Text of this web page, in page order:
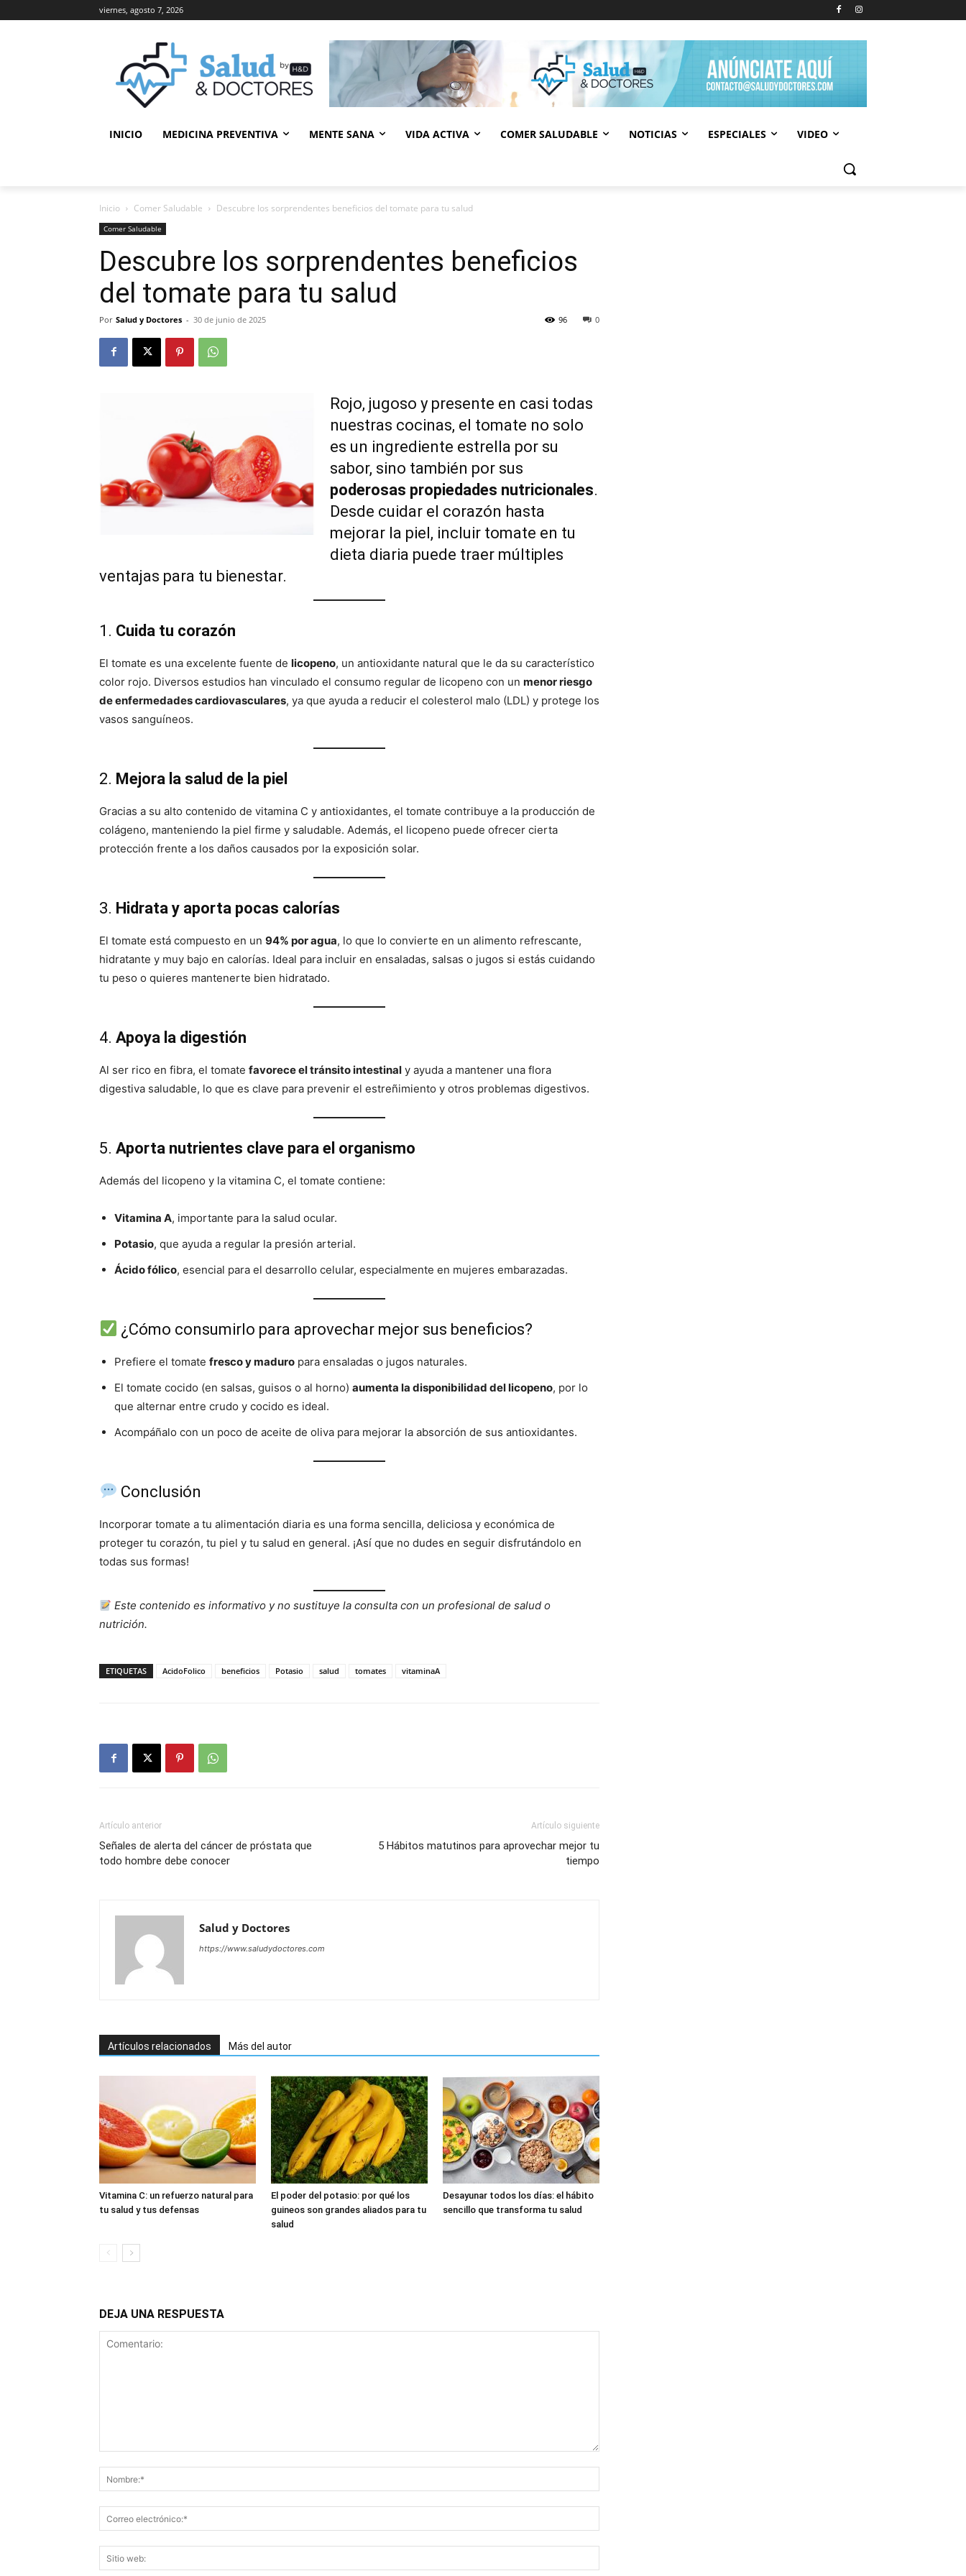
viernes, agosto 7, 2026
INICIO MEDICINA PREVENTIVA MENTE SANA VIDA ACTIVA COMER SALUDABLE NOTICIAS ESPECIALES VIDEO
Inicio Comer Saludable Descubre los sorprendentes beneficios del tomate para tu salud
Comer Saludable
Descubre los sorprendentes beneficios
del tomate para tu salud
Por Salud y Doctores - 30 de junio de 2025 0
96
Rojo, jugoso y presente en casi todas
nuestras cocinas, el tomate no solo
es un ingrediente estrella por su
sabor, sino también por sus
poderosas propiedades nutricionales.
Desde cuidar el corazón hasta
mejorar la piel, incluir tomate en tu
dieta diaria puede traer múltiples
ventajas para tu bienestar.
1. Cuida tu corazón
El tomate es una excelente fuente de licopeno, un antioxidante natural que le da su característico
color rojo. Diversos estudios han vinculado el consumo regular de licopeno con un menor riesgo
de enfermedades cardiovasculares, ya que ayuda a reducir el colesterol malo (LDL) y protege los
vasos sanguíneos.
2. Mejora la salud de la piel
Gracias a su alto contenido de vitamina C y antioxidantes, el tomate contribuye a la producción de
colágeno, manteniendo la piel firme y saludable. Además, el licopeno puede ofrecer cierta
protección frente a los daños causados por la exposición solar.
3. Hidrata y aporta pocas calorías
El tomate está compuesto en un 94% por agua, lo que lo convierte en un alimento refrescante,
hidratante y muy bajo en calorías. Ideal para incluir en ensaladas, salsas o jugos si estás cuidando
tu peso o quieres mantenerte bien hidratado.
4. Apoya la digestión
Al ser rico en fibra, el tomate favorece el tránsito intestinal y ayuda a mantener una flora
digestiva saludable, lo que es clave para prevenir el estreñimiento y otros problemas digestivos.
5. Aporta nutrientes clave para el organismo
Además del licopeno y la vitamina C, el tomate contiene:
Vitamina A, importante para la salud ocular.
Potasio, que ayuda a regular la presión arterial.
Ácido fólico, esencial para el desarrollo celular, especialmente en mujeres embarazadas.
¿Cómo consumirlo para aprovechar mejor sus beneficios?
Prefiere el tomate fresco y maduro para ensaladas o jugos naturales.
El tomate cocido (en salsas, guisos o al horno) aumenta la disponibilidad del licopeno, por lo
que alternar entre crudo y cocido es ideal.
Acompáñalo con un poco de aceite de oliva para mejorar la absorción de sus antioxidantes.
Conclusión
Incorporar tomate a tu alimentación diaria es una forma sencilla, deliciosa y económica de
proteger tu corazón, tu piel y tu salud en general. ¡Así que no dudes en seguir disfrutándolo en
todas sus formas!
Este contenido es informativo y no sustituye la consulta con un profesional de salud o
nutrición.
ETIQUETAS AcidoFolico beneficios Potasio salud tomates vitaminaA
Artículo anterior
Señales de alerta del cáncer de próstata que
todo hombre debe conocer
Artículo siguiente
5 Hábitos matutinos para aprovechar mejor tu
tiempo
Salud y Doctores
https://www.saludydoctores.com
Artículos relacionados Más del autor
Vitamina C: un refuerzo natural para
tu salud y tus defensas
El poder del potasio: por qué los
guineos son grandes aliados para tu
salud
Desayunar todos los días: el hábito
sencillo que transforma tu salud
DEJA UNA RESPUESTA